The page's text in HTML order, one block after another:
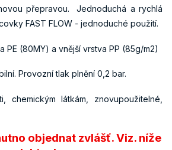
přepravou. Jednoduchá a rychlá
FAST FLOW - jednoduché použití.
PE (80MY) a vnější vrstva PP (85g/m2)
Provozní tlak plnění 0,2 bar.
chemickým látkám, znovupoužitelné,
objednat zvlášť. Viz. níže